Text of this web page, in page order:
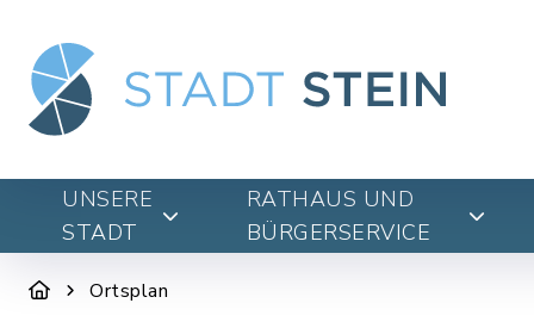
UNSERE
STADT
RATHAUS UND
BÜRGERSERVICE
Ortsplan